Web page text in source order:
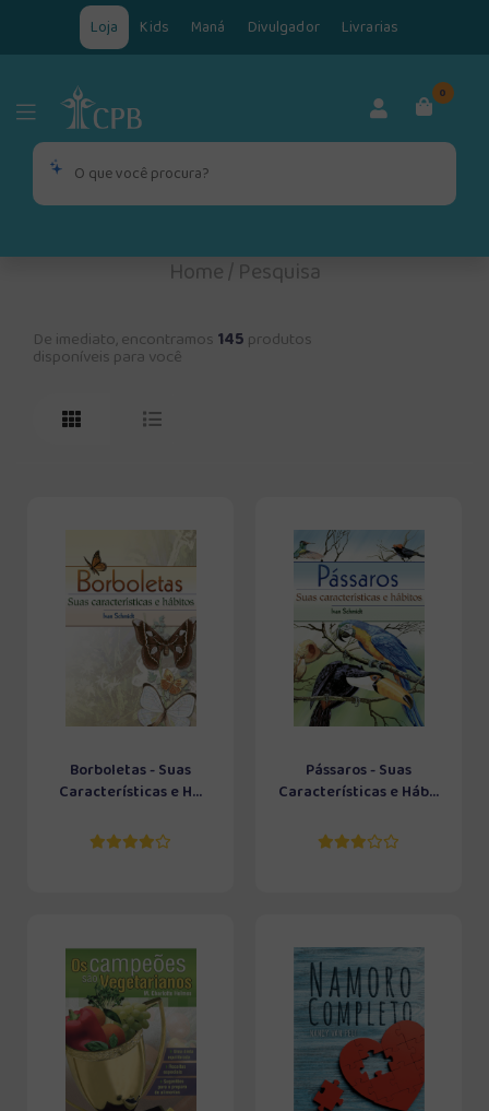
Loja Kids Maná Divulgador Livrarias
0
Home/Pesquisa
De imediato, encontramos 145 produtos
disponíveis para você
Borboletas - Suas
Características e H...
Pássaros - Suas
Características e Háb...